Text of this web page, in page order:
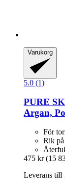
Varukorg
5.0 (1)
PURE
Argan,
För
Rik på
475 kr (15
Leverans till